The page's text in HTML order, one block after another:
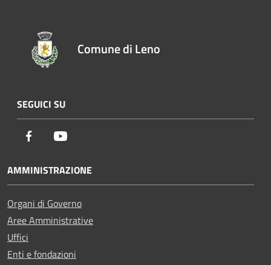
Comune di Leno
SEGUICI SU
Facebook
AMMINISTRAZIONE
Organi di Governo
Aree Amministrative
Uffici
Enti e fondazioni